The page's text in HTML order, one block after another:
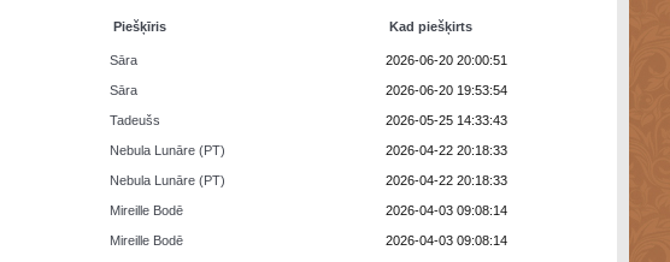
Piešķīris Kad piešķirts
Sāra 2026-06-20 20:00:51
Sāra 2026-06-20 19:53:54
Tadeušs 2026-05-25 14:33:43
Nebula Lunāre (PT) 2026-04-22 20:18:33
Nebula Lunāre (PT) 2026-04-22 20:18:33
Mireille Bodē 2026-04-03 09:08:14
Mireille Bodē 2026-04-03 09:08:14